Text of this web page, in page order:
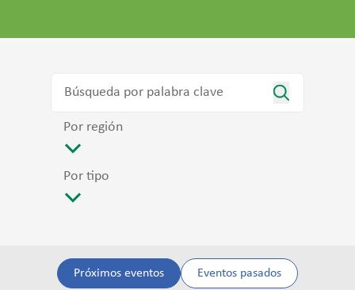
Por región
Por tipo
Próximos eventos Eventos pasados